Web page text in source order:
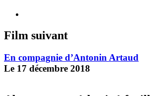
Film suivant
En compagnie d’Antonin Artaud
Le 17 décembre 2018